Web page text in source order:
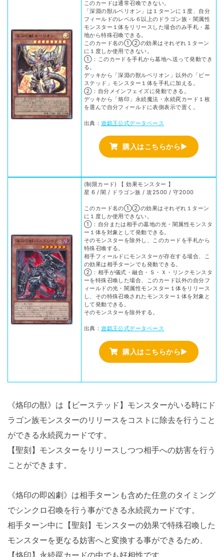
このカードは通常召喚できない。
「深淵の獣ルベリオン」は１ターンに１度、自分
フィールドのレベル６以上のドラゴン族・闇属性
モンスター１体をリリースした場合のみ手札・墓
地から特殊召喚できる。
このカード名の①②の効果はそれぞれ１ターン
に１度しか使用できない。
①：このカードを手札から墓地へ送って発動でき
る。
デッキから「深淵の獣ルベリオン」以外の「ビー
ステッド」モンスター１体を手札に加える。
②：自分メインフェイズに発動できる。
デッキから「烙印」永続魔法・永続罠カード１枚
を選んで自分フィールドに表側表示で置く。
出典：遊戯王公式データベース
購入はこちらから▶
(制限カード) 【 効果モンスター 】
星 6 / 闇 / ドラゴン族 / 攻2500 / 守2000
このカード名の①②の効果はそれぞれ１ターン
に１度しか使用できない。
①：自分または相手の墓地の光・闇属性モンスタ
ー１体を対象として発動できる。
そのモンスターを除外し、このカードを手札から
特殊召喚する。
相手フィールドにモンスターが存在する場合、こ
の効果は相手ターンでも発動できる。
②：相手が儀式・融合・Ｓ・Ｘ・リンクモンスタ
ーを特殊召喚した場合、このカード以外の自分フ
ィールドの光・闇属性モンスター１体をリリース
し、その特殊召喚されたモンスター１体を対象と
して発動できる。
そのモンスターを除外する。
出典：遊戯王公式データベース
購入はこちらから▶
《烙印の獣》は【ビーステッド】モンスターがいる時にド
ラゴン族モンスターのリリースをコストに除去を行うこと
ができる永続罠カードです。
【聖刻】モンスターをリリースしつつ相手への妨害を行う
ことができます。
《烙印の即凶劇》は相手ターンも含めた任意のタイミング
でシンクロ召喚を行う事ができる永続罠カードです。
相手ターン中に【聖刻】モンスターの効果で特殊召喚した
モンスターを更なる妨害へと変換する事ができるため、
【烙印】永続罠カードの中でも好相性です。